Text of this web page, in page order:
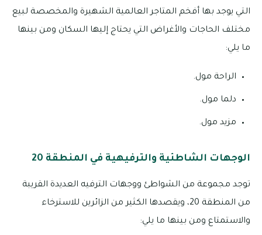
التي يوجد بها أفخم المتاجر العالمية الشهيرة والمخصصة لبيع
مختلف الحاجات والأغراض التي يحتاج إليها السكان ومن بينها
ما يلي:
الراحة مول.
دلما مول.
مزيد مول.
الوجهات الشاطئية والترفيهية في المنطقة 20
توجد مجموعة من الشواطئ ووجهات الترفيه العديدة القريبة
من المنطقة 20، ويقصدها الكثير من الزائرين للاسترخاء
والاستمتاع ومن بينها ما يلي: